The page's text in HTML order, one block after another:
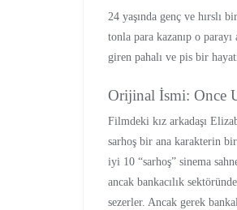
24 yaşında genç ve hırslı
tonla para kazanıp o
giren pahalı ve pis bir
Orijinal İsmi: Once
Filmdeki kız arkadaşı
sarhoş bir ana karakterin
iyi 10 “sarhoş” sinema
ancak bankacılık
sezerler. Ancak gerek